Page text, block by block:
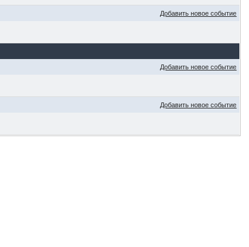
Добавить новое событие
Добавить новое событие
Добавить новое событие